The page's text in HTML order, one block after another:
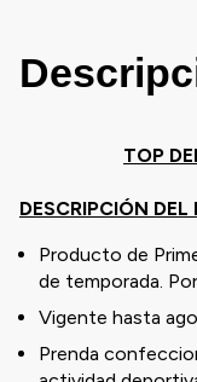
TOP
DESCRIPCIÓN
Producto de
de temporada.
Vigente hasta
Prenda